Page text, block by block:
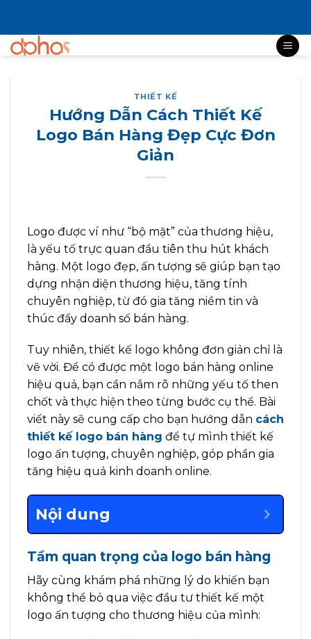
nội
dung
THIẾT KẾ
Hướng Dẫn Cách Thiết Kế
Logo Bán Hàng Đẹp Cực Đơn
Giản
Logo được ví như “bộ mặt” của thương hiệu,
là yếu tố trực quan đầu tiên thu hút khách
hàng. Một logo đẹp, ấn tượng sẽ giúp bạn tạo
dựng nhận diện thương hiệu, tăng tính
chuyên nghiệp, từ đó gia tăng niềm tin và
thúc đẩy doanh số bán hàng.
Tuy nhiên, thiết kế logo không đơn giản chỉ là
vẽ vời. Để có được một logo bán hàng online
hiệu quả, bạn cần nắm rõ những yếu tố then
chốt và thực hiện theo từng bước cụ thể. Bài
viết này sẽ cung cấp cho bạn hướng dẫn cách
thiết kế logo bán hàng để tự mình thiết kế
logo ấn tượng, chuyên nghiệp, góp phần gia
tăng hiệu quả kinh doanh online.
Nội dung
Tầm quan trọng của logo bán hàng
Hãy cùng khám phá những lý do khiến bạn
không thể bỏ qua việc đầu tư thiết kế một
logo ấn tượng cho thương hiệu của mình: